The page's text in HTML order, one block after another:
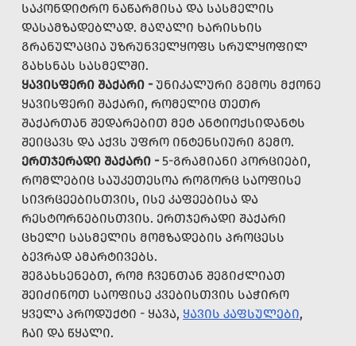
ᲡᲐᲙᲝᲜᲓᲘᲢᲠᲝ ᲜᲐᲬᲐᲠᲛᲘᲡᲐ ᲓᲐ ᲡᲐᲡᲛᲔᲚᲘᲡ
ᲓᲐᲡᲐᲛᲖᲐᲓᲔᲑᲚᲐᲓ. ᲛᲐᲦᲐᲚᲘ ᲮᲐᲠᲘᲡᲮᲘᲡ
ᲒᲠᲐᲜᲣᲚᲐᲪᲘᲐ ᲣᲖᲠᲣᲜᲕᲔᲚᲧᲝᲤᲡ ᲡᲠᲣᲚᲧᲝᲤᲘᲚ
ᲒᲐᲮᲡᲜᲐᲡ ᲡᲐᲡᲛᲔᲚᲨᲘ.
ᲧᲐᲕᲘᲡᲤᲔᲠᲘ ᲨᲐᲥᲐᲠᲘ -ᲣᲜᲘᲙᲐᲚᲣᲠᲘ ᲒᲔᲛᲝᲡ ᲛᲥᲝᲜᲔ
ᲧᲐᲕᲘᲡᲤᲔᲠᲘ ᲨᲐᲥᲐᲠᲘ, ᲠᲝᲛᲔᲚᲘᲪ ᲗᲔᲗᲠ
ᲨᲐᲥᲐᲠᲗᲐᲜ ᲨᲔᲓᲐᲠᲔᲑᲘᲗ ᲛᲔᲢ ᲐᲜᲢᲘᲝᲥᲡᲘᲓᲐᲜᲢᲡ
ᲨᲔᲘᲪᲐᲕᲡ ᲓᲐ ᲐᲥᲕᲡ ᲣᲤᲠᲝ ᲘᲜᲢᲔᲜᲡᲘᲣᲠᲘ ᲒᲔᲛᲝ.
ᲔᲠᲗᲯᲔᲠᲐᲓᲘ ᲨᲐᲥᲐᲠᲘ -5-ᲒᲠᲐᲛᲘᲐᲜᲘ ᲞᲝᲠᲪᲘᲔᲑᲘ,
ᲠᲝᲛᲚᲔᲑᲘᲪ ᲡᲐᲣᲙᲔᲗᲔᲡᲝᲐ ᲠᲝᲒᲝᲠᲪ ᲡᲐᲝᲤᲘᲡᲔ
ᲡᲘᲕᲠᲪᲔᲔᲑᲘᲡᲗᲕᲘᲡ, ᲘᲡᲔ ᲙᲐᲤᲔᲔᲑᲘᲡᲐ ᲓᲐ
ᲠᲔᲡᲢᲝᲠᲜᲔᲑᲘᲡᲗᲕᲘᲡ. ᲔᲠᲗᲯᲔᲠᲐᲓᲘ ᲨᲐᲥᲐᲠᲘ
ᲪᲮᲔᲚᲘ ᲡᲐᲡᲛᲔᲚᲘᲡ ᲛᲝᲛᲖᲐᲓᲔᲑᲘᲡ ᲞᲠᲝᲪᲔᲡᲡ
ᲑᲔᲕᲠᲐᲓ ᲐᲛᲐᲠᲢᲘᲕᲔᲑᲡ.
ᲨᲔᲒᲐᲮᲡᲔᲜᲔᲑᲗ, ᲠᲝᲛ ᲩᲕᲔᲜᲗᲐᲜ ᲨᲔᲒᲘᲫᲚᲘᲐᲗ
ᲨᲔᲘᲫᲘᲜᲝᲗ ᲡᲐᲝᲤᲘᲡᲔ ᲙᲕᲔᲑᲘᲡᲗᲕᲘᲡ ᲡᲐᲭᲘᲠᲝ
ᲧᲕᲔᲚᲐ ᲞᲠᲝᲓᲣᲥᲢᲘ - ᲧᲐᲕᲐ, ᲧᲐᲕᲘᲡ ᲙᲐᲤᲡᲣᲚᲔᲑᲘ,
ᲩᲐᲘ ᲓᲐ ᲬᲧᲐᲚᲘ.